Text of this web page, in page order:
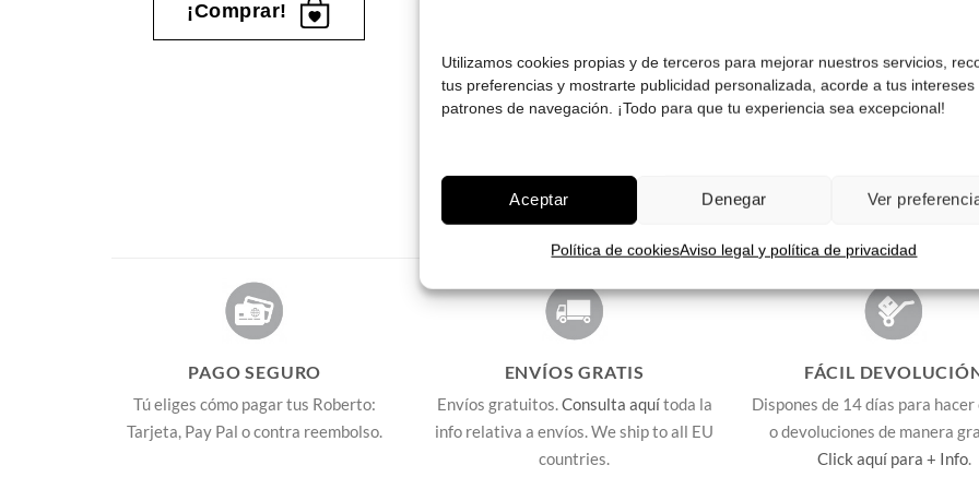
Utilizamos cookies propias y de terceros para mejorar nuestros servicios,
tus preferencias y mostrarte publicidad personalizada, acorde a tus intereses
patrones de navegación. ¡Todo para que tu experiencia sea excepcional!
Aceptar Denegar Ver
Política de cookiesAviso legal y política de privacidad
¡Comprar!
Pruébatelas
PAGO SEGURO
Tú eliges cómo pagar tus Roberto:
Tarjeta, Pay Pal o contra reembolso.
ENVÍOS GRATIS
Envíos gratuitos.Consulta aquítoda la
info relativa a envíos. We ship to all EU
countries.
FÁCIL
Dispones de 14 días para hacer
o devoluciones de manera
Click aquí para + Info.